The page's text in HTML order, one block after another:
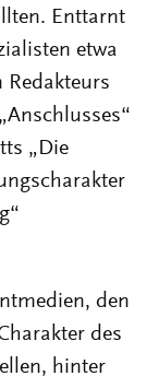
Enttarnt
etwa
Redakteurs
„Die
den
des
hinter